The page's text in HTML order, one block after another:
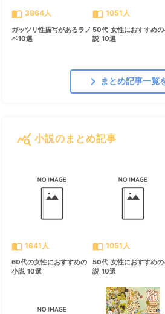
import_contacts 3864人
ガッツリ性描写があるラノ
ベ10選
import_contacts 1051人
50代 女性におすすめの
説 10選
chevron_right まとめ記事一覧
query_stats 小説のまとめ記事
import_contacts 1641人
60代の女性におすすめの
小説 10選
import_contacts 1051人
50代 女性におすすめの
説 10選